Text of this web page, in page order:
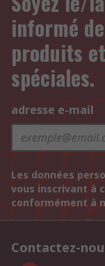
informé
produits
spéciales.
adresse e-mail
Les données
vous inscrivant à
conformément à
Contactez-